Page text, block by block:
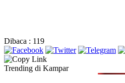
Dibaca : 119
Trending di Kampar